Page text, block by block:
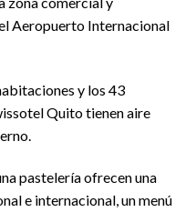
Aeropuerto Internacional
y los 43
Quito tienen aire
pastelería ofrecen una
e internacional, un menú